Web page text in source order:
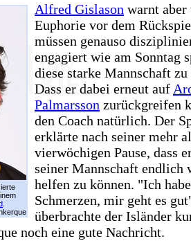
Alfred Gislason warnt
Euphorie vor dem
müssen genauso
engagiert wie am Sonntag
diese starke Mannschaft
Dass er dabei erneut auf
Palmarsson zurückgreifen
den Coach natürlich. Der
erklärte nach seiner mehr
vierwöchigen Pause, dass
seiner Mannschaft endlich
helfen zu können. "Ich
Schmerzen, mir geht es
überbrachte der Isländer
noch eine gute Nachricht.